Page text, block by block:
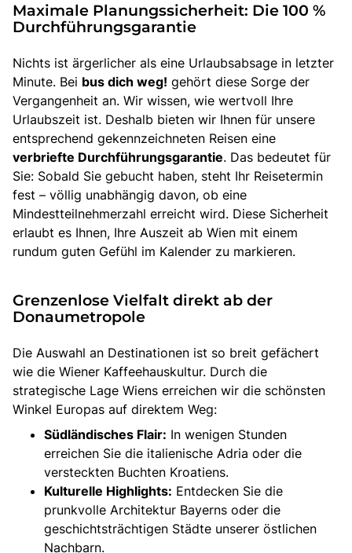
Maximale Planungssicherheit: Die 100 %
Durchführungsgarantie
Nichts ist ärgerlicher als eine Urlaubsabsage in letzter
Minute. Bei bus dich weg! gehört diese Sorge der
Vergangenheit an. Wir wissen, wie wertvoll Ihre
Urlaubszeit ist. Deshalb bieten wir Ihnen für unsere
entsprechend gekennzeichneten Reisen eine
verbriefte Durchführungsgarantie. Das bedeutet für
Sie: Sobald Sie gebucht haben, steht Ihr Reisetermin
fest – völlig unabhängig davon, ob eine
Mindestteilnehmerzahl erreicht wird. Diese Sicherheit
erlaubt es Ihnen, Ihre Auszeit ab Wien mit einem
rundum guten Gefühl im Kalender zu markieren.
Grenzenlose Vielfalt direkt ab der
Donaumetropole
Die Auswahl an Destinationen ist so breit gefächert
wie die Wiener Kaffeehauskultur. Durch die
strategische Lage Wiens erreichen wir die schönsten
Winkel Europas auf direktem Weg:
Südländisches Flair: In wenigen Stunden
erreichen Sie die italienische Adria oder die
versteckten Buchten Kroatiens.
Kulturelle Highlights: Entdecken Sie die
prunkvolle Architektur Bayerns oder die
geschichtsträchtigen Städte unserer östlichen
Nachbarn.